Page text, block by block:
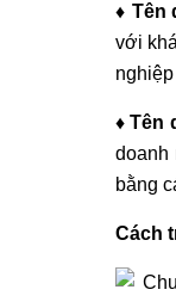
♦ Tên
với
♦ Tên
doanh
bằng
Cách